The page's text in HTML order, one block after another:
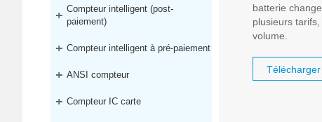
Compteur intelligent (post-
paiement)
Compteur intelligent à pré-paiement
ANSI compteur
Compteur IC carte
batterie
plusieurs
volume.
Télécharger